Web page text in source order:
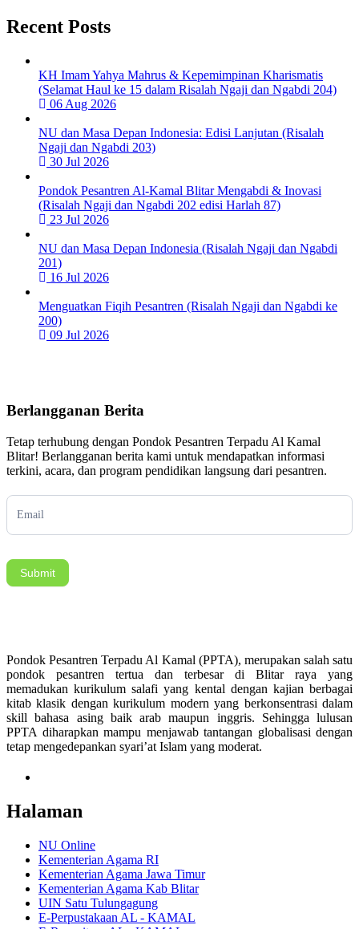
Recent Posts
KH Imam Yahya Mahrus & Kepemimpinan Kharismatis
(Selamat Haul ke 15 dalam Risalah Ngaji dan Ngabdi 204)
06 Aug 2026
NU dan Masa Depan Indonesia: Edisi Lanjutan (Risalah
Ngaji dan Ngabdi 203)
30 Jul 2026
Pondok Pesantren Al-Kamal Blitar Mengabdi & Inovasi
(Risalah Ngaji dan Ngabdi 202 edisi Harlah 87)
23 Jul 2026
NU dan Masa Depan Indonesia (Risalah Ngaji dan Ngabdi
201)
16 Jul 2026
Menguatkan Fiqih Pesantren (Risalah Ngaji dan Ngabdi ke
200)
09 Jul 2026
Berlangganan Berita
Tetap terhubung dengan Pondok Pesantren Terpadu Al Kamal
Blitar! Berlangganan berita kami untuk mendapatkan informasi
terkini, acara, dan program pendidikan langsung dari pesantren.
Subscription
Submit
Pondok Pesantren Terpadu Al Kamal (PPTA), merupakan salah satu
pondok pesantren tertua dan terbesar di Blitar raya yang
memadukan kurikulum salafi yang kental dengan kajian berbagai
kitab klasik dengan kurikulum modern yang berkonsentrasi dalam
skill bahasa asing baik arab maupun inggris. Sehingga lulusan
PPTA diharapkan mampu menjawab tantangan globalisasi dengan
tetap mengedepankan syari’at Islam yang moderat.
Halaman
NU Online
Kementerian Agama RI
Kementerian Agama Jawa Timur
Kementerian Agama Kab Blitar
UIN Satu Tulungagung
E-Perpustakaan AL - KAMAL